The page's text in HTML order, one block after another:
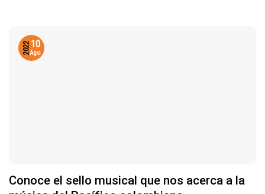
Conoce el sello musical que nos acerca a la
10
Ago
2022